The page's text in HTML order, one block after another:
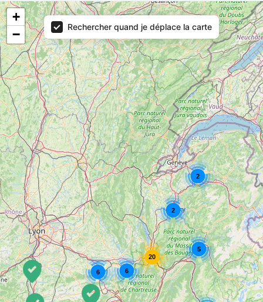
Localisation-2
5
20
2
2
6
6
+
−
Rechercher quand je déplace la carte